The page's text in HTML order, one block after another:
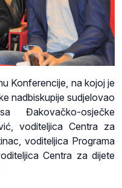
Konferencije, na kojoj je
nadbiskupije sudjelovao
Đakovačko-osječke
voditeljica Centra za
voditeljica Programa
Centra za dijete